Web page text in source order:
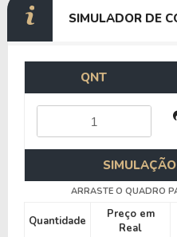
SIMULADOR DE
QNT
ARRASTE O QUADRO
Quantidade
Preço em
Real